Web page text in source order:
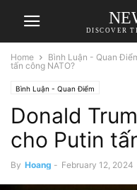
DISCOVER
Home Bình Luận - Quan
tấn công NATO?
Bình Luận - Quan Điểm
Donald
cho Putin
By Hoang - February 12, 2024